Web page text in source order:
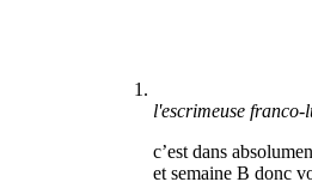
l'escrimeuse franco-
c’est dans
et semaine B donc